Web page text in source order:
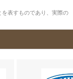
表すものであり、実際の